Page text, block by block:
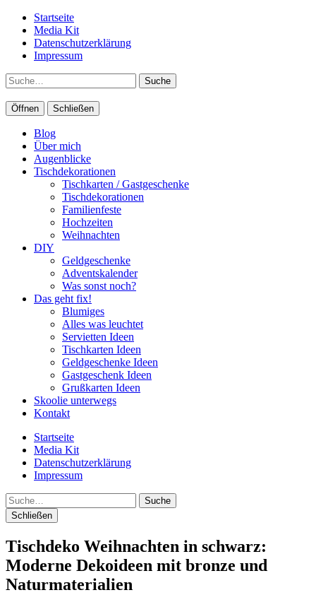
Startseite
Media Kit
Datenschutzerklärung
Impressum
Suche
Öffnen Schließen
Blog
Über mich
Augenblicke
Tischdekorationen
Tischkarten / Gastgeschenke
Tischdekorationen
Familienfeste
Hochzeiten
Weihnachten
DIY
Geldgeschenke
Adventskalender
Was sonst noch?
Das geht fix!
Blumiges
Alles was leuchtet
Servietten Ideen
Tischkarten Ideen
Geldgeschenke Ideen
Gastgeschenk Ideen
Grußkarten Ideen
Skoolie unterwegs
Kontakt
Startseite
Media Kit
Datenschutzerklärung
Impressum
Suche
Schließen
Tischdeko Weihnachten in schwarz:
Moderne Dekoideen mit bronze und
Naturmaterialien